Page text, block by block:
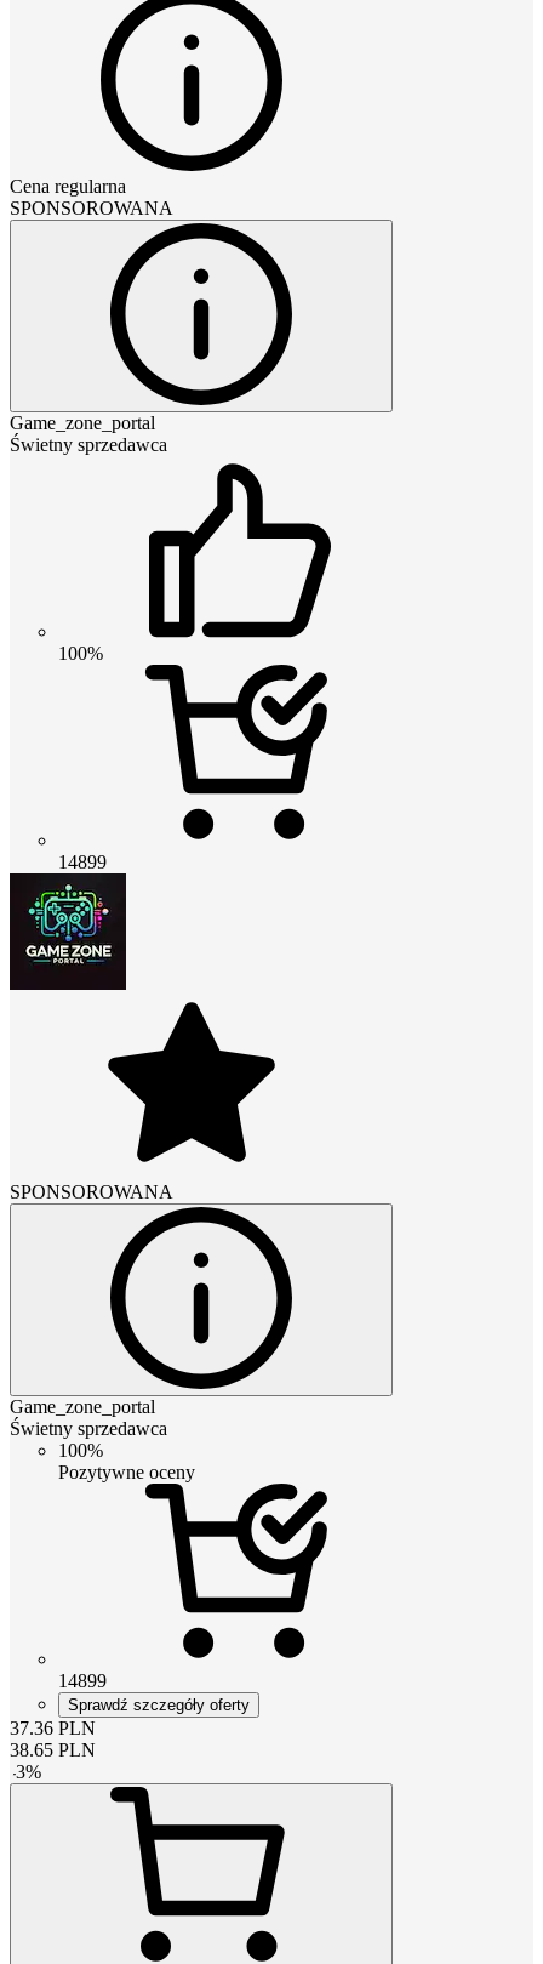
Cena regularna
SPONSOROWANA
Game_zone_portal
Świetny sprzedawca
100%
14899
SPONSOROWANA
Game_zone_portal
Świetny sprzedawca
100%
Pozytywne oceny
14899
Sprawdź szczegóły oferty
37.36 PLN
38.65 PLN
-3%